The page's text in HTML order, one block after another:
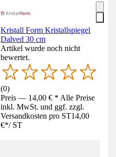
Kristall Form Kristallspiegel
Dalved 30 cm
Artikel wurde noch nicht
bewertet.
(0)
Preis — 14,00 € * Alle Preise
inkl. MwSt. und ggf. zzgl.
Versandkosten pro ST14,00
€*/ ST